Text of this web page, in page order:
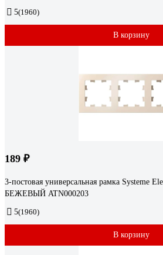
5(1960)
В корзину
189 ₽
3-постовая универсальная рамка Systeme
БЕЖЕВЫЙ ATN000203
5(1960)
В корзину